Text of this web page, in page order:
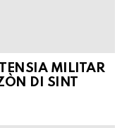
MILITAR
DI SINT